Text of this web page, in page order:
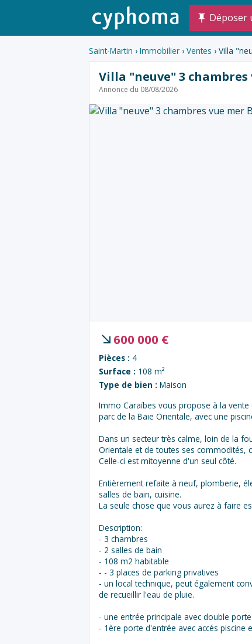
Déposer
Saint-Martin › Immobilier › Ventes › Villa
Villa "neuve" 3
Annonce du 08/08/2026
600 000 €
Pièces : 4
Surface : 108 m²
Type de bien : Maison
Immo Caraïbes vous propose à la
parc de la Baie Orientale, avec une
Dans un secteur très calme, loin de la
Orientale et de toutes ses commodités,
Celle-ci est mitoyenne d'un seul côté.
Entièrement refaite à neuf, plomberie,
salles de bain, cuisine.
La seule chose que vous aurez à faire
Description:
- 3 chambres
- 2 salles de bain
- 108 m2 habitable
- - 3 places de parking privatives
- un local technique, peut également
de recueillir l'eau de pluie.
- une entrée principale avec double
- 1ère porte d'entrée avec accés piscine